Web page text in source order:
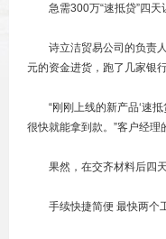
急需300万“速抵贷”四天
诗立洁贸易公司的负责人
元的资金进货，跑了几家银
“刚刚上线的新产品‘速抵
很快就能拿到款。”客户经理
果然，在交齐材料后四天
手续快捷简便 最快两个